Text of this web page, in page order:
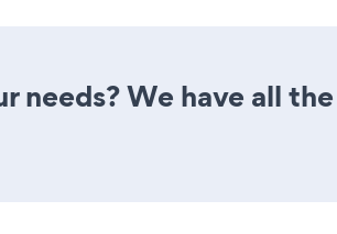
needs? We have all the